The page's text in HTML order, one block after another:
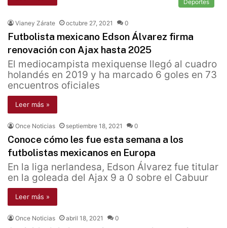
Deportes
Vianey Zárate octubre 27, 2021 0
Futbolista mexicano Edson Álvarez firma
renovación con Ajax hasta 2025
El mediocampista mexiquense llegó al cuadro
holandés en 2019 y ha marcado 6 goles en 73
encuentros oficiales
Leer más »
Once Noticias septiembre 18, 2021 0
Conoce cómo les fue esta semana a los
futbolistas mexicanos en Europa
En la liga nerlandesa, Edson Álvarez fue titular
en la goleada del Ajax 9 a 0 sobre el Cabuur
Leer más »
Once Noticias abril 18, 2021 0